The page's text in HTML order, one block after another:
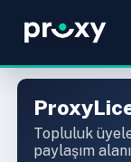
Topluluk
paylaşım